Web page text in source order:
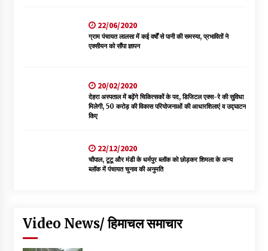
22/06/2020
ग्राम पंचायत लालसा में कई वर्षों से पानी की समस्या, प्रभावितों ने
एक्सीयन को सौंपा ज्ञापन
20/02/2020
देहरा अस्पताल में बढ़ेंगे चिकित्सकों के पद, डिजिटल एक्स-रे की सुविधा
मिलेगी, 50 करोड़ की विकास परियोजनाओं की आधारशिलाएं व उद्घाटन
किए
22/12/2020
चौपाल, टूटू और मंडी के धर्मपुर ब्लॉक को छोड़कर शिमला के अन्य
ब्लॉक में पंचायत चुनाव की अनुमति
Video News/ हिमाचल समाचार